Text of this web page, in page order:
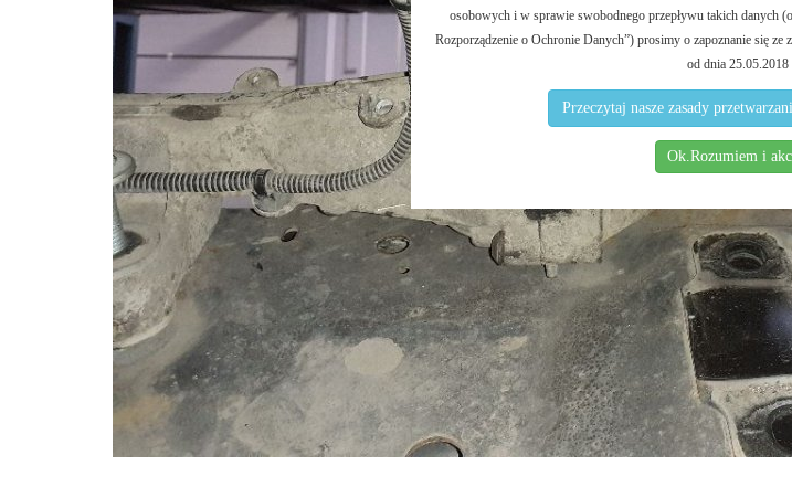
osobowych i w sprawie swobodnego przepływu takich danych
Rozporządzenie o Ochronie Danych”) prosimy o zapoznanie się
od dnia 25.05.2018
Przeczytaj nasze zasady
Ok.Rozumiem i